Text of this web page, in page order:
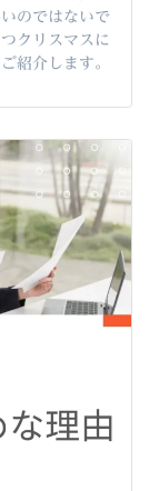
のではないで
クリスマスに
紹介します。